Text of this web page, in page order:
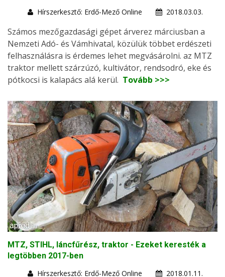
Hírszerkesztő: Erdő-Mező Online
2018.03.03.
Számos mezőgazdasági gépet árverez márciusban a
Nemzeti Adó- és Vámhivatal, közülük többet erdészeti
felhasználásra is érdemes lehet megvásárolni. az MTZ
traktor mellett szárzúzó, kultivátor, rendsodró, eke és
pótkocsi is kalapács alá kerül. Tovább >>>
MTZ, STIHL, láncfűrész, traktor - Ezeket keresték a
legtöbben 2017-ben
Hírszerkesztő: Erdő-Mező Online
2018.01.11.